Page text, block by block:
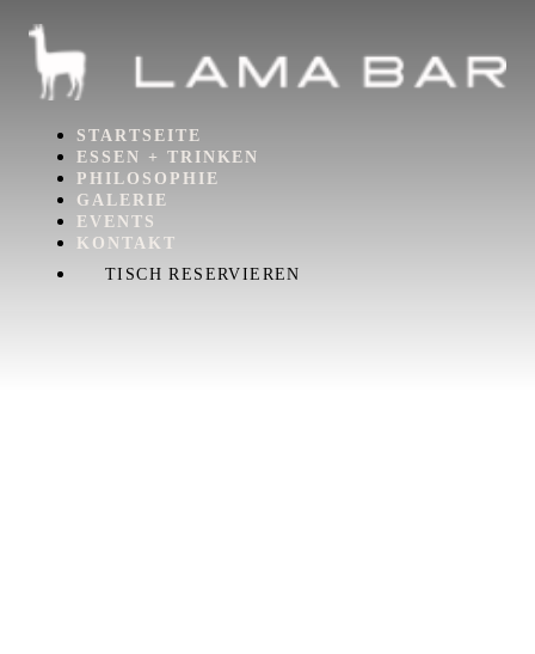
STARTSEITE
ESSEN + TRINKEN
PHILOSOPHIE
GALERIE
EVENTS
KONTAKT
TISCH RESERVIEREN